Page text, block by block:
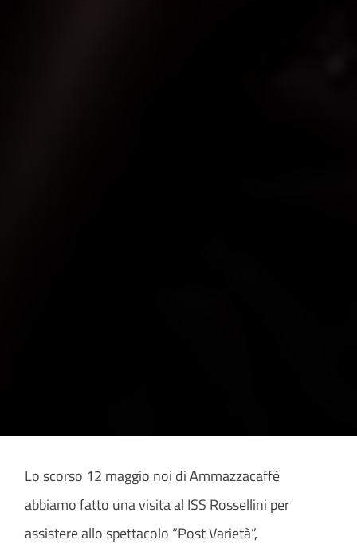
Lo scorso 12 maggio noi di Ammazzacaffè
abbiamo fatto una visita al ISS Rossellini per
assistere allo spettacolo “Post Varietà”,